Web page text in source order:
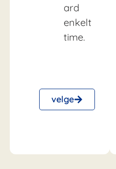
ard
enkelt
time.
velge